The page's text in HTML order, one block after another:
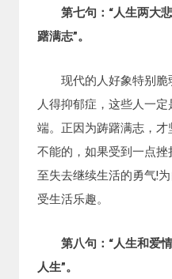
第七句：“人生两大悲
躇满志”。
现代的人好象特别脆
人得抑郁症，这些人一
端。正因为踌躇满志，
不能的，如果受到一点
至失去继续生活的勇气!
受生活乐趣。
第八句：“人生和爱
人生”。